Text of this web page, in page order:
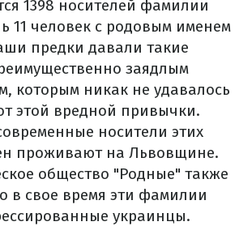
1398 носителей фамилии
11 человек с родовым именем
предки давали такие
заядлым
которым никак не удавалось
этой вредной привычки.
носители этих
проживают на Львовщине.
общество "Родные" также
в свое время эти фамилии
украинцы.